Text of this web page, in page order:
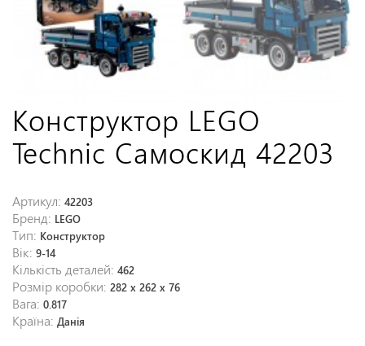
Конструктор LEGO
Technic Самоскид 42203
Артикул: 42203
Бренд: LEGO
Тип: Конструктор
Вік: 9-14
Кількість деталей: 462
Розмір коробки: 282 x 262 x 76
Вага: 0.817
Країна: Данія